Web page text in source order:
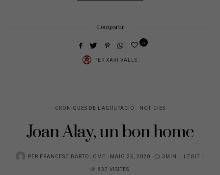
Compartir
PER XAVI VALLS
0
CRÒNIQUES DE L'AGRUPACIÓ NOTÍCIES
Joan Alay, un bon home
PER FRANCESC BARTOLOME
POSTED
ON
MAIG 26, 2020
3MIN. LLEGIT
837 VISITES